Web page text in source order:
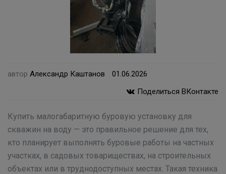
автор Александр Каштанов
01.06.2026
Поделиться ВКонтакте
Купить малогабаритную буровую установку для
скважин на воду — это правильное решение для тех,
кто планирует выполнять буровые работы на частных
участках, в садовых товариществах, на строительных
объектах или в труднодоступных местах. Такая техника